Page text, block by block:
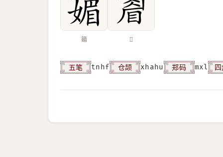
䉋 𥴔
五笔 tnhf 仓颉 xhahu 郑码 mxl